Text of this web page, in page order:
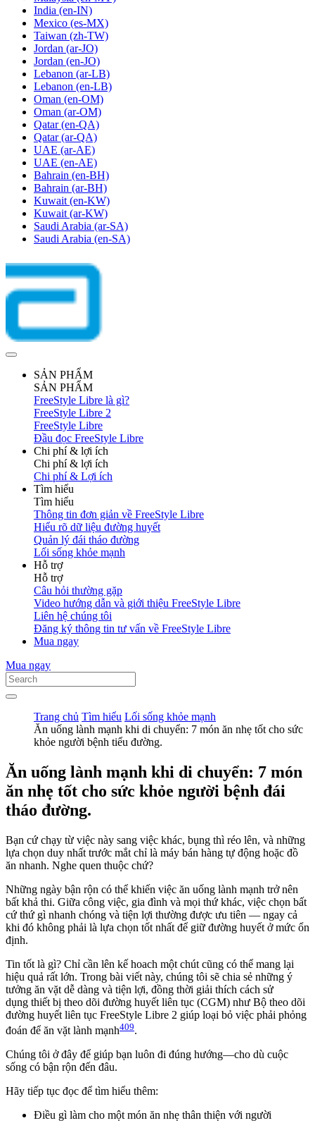
India (en-IN)
Mexico (es-MX)
Taiwan (zh-TW)
Jordan (ar-JO)
Jordan (en-JO)
Lebanon (ar-LB)
Lebanon (en-LB)
Oman (en-OM)
Oman (ar-OM)
Qatar (en-QA)
Qatar (ar-QA)
UAE (ar-AE)
UAE (en-AE)
Bahrain (en-BH)
Bahrain (ar-BH)
Kuwait (en-KW)
Kuwait (ar-KW)
Saudi Arabia (ar-SA)
Saudi Arabia (en-SA)
SẢN PHẨM
SẢN PHẨM
FreeStyle Libre là gì?
FreeStyle Libre 2
FreeStyle Libre
Đầu đọc FreeStyle Libre
Chi phí & lợi ích
Chi phí & lợi ích
Chi phí & Lợi ích
Tìm hiểu
Tìm hiểu
Thông tin đơn giản về FreeStyle Libre
Hiểu rõ dữ liệu đường huyết
Quản lý đái tháo đường
Lối sống khỏe mạnh
Hỗ trợ
Hỗ trợ
Câu hỏi thường gặp
Video hướng dẫn và giới thiệu FreeStyle Libre
Liên hệ chúng tôi
Đăng ký thông tin tư vấn về FreeStyle Libre
Mua ngay
Mua ngay
Trang chủ Tìm hiểu Lối sống khỏe mạnh
Ăn uống lành mạnh khi di chuyển: 7 món ăn nhẹ tốt cho sức
khỏe người bệnh tiểu đường.
Ăn uống lành mạnh khi di chuyển: 7 món
ăn nhẹ tốt cho sức khỏe người bệnh đái
tháo đường.
Bạn cứ chạy từ việc này sang việc khác, bụng thì réo lên, và những
lựa chọn duy nhất trước mắt chỉ là máy bán hàng tự động hoặc đồ
ăn nhanh. Nghe quen thuộc chứ?
Những ngày bận rộn có thể khiến việc ăn uống lành mạnh trở nên
bất khả thi. Giữa công việc, gia đình và mọi thứ khác, việc chọn bất
cứ thứ gì nhanh chóng và tiện lợi thường được ưu tiên — ngay cả
khi đó không phải là lựa chọn tốt nhất để giữ đường huyết ở mức ổn
định.
Tin tốt là gì? Chỉ cần lên kế hoach một chút cũng có thể mang lại
hiệu quả rất lớn. Trong bài viết này, chúng tôi sẽ chia sẻ những ý
tưởng ăn vặt dễ dàng và tiện lợi, đồng thời giải thích cách sử
dụng thiết bị theo dõi đường huyết liên tục (CGM) như Bộ theo dõi
đường huyết liên tục FreeStyle Libre 2 giúp loại bỏ việc phải phỏng
đoán để ăn vặt lành mạnh409.
Chúng tôi ở đây để giúp bạn luôn đi đúng hướng—cho dù cuộc
sống có bận rộn đến đâu.
Hãy tiếp tục đọc để tìm hiểu thêm:
Điều gì làm cho một món ăn nhẹ thân thiện với người